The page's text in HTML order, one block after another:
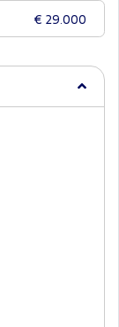
€ 29.000